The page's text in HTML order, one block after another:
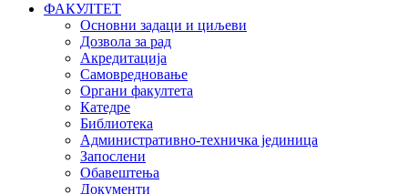
ФАКУЛТЕТ
Основни задаци и циљеви
Дозвола за рад
Акредитација
Самовредновање
Органи факултета
Катедре
Библиотека
Административно-техничка јединица
Запослени
Обавештења
Документи